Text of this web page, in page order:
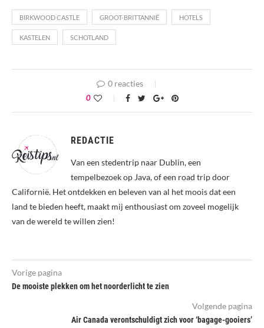
BIRKWOOD CASTLE GROOT-BRITTANNIË HOTELS
KASTELEN SCHOTLAND
0 reacties
0
REDACTIE
Van een stedentrip naar Dublin, een
tempelbezoek op Java, of een road trip door
Californië. Het ontdekken en beleven van al het moois dat een
land te bieden heeft, maakt mij enthousiast om zoveel mogelijk
van de wereld te willen zien!
Vorige pagina
De mooiste plekken om het noorderlicht te zien
Volgende pagina
Air Canada verontschuldigt zich voor ‘bagage-gooiers’